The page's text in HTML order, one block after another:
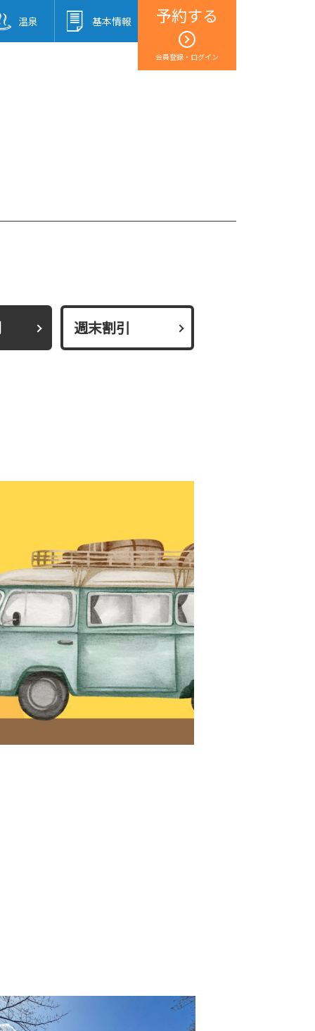
予約する
会員登録・ログイン
温泉 基本情報
週末割引